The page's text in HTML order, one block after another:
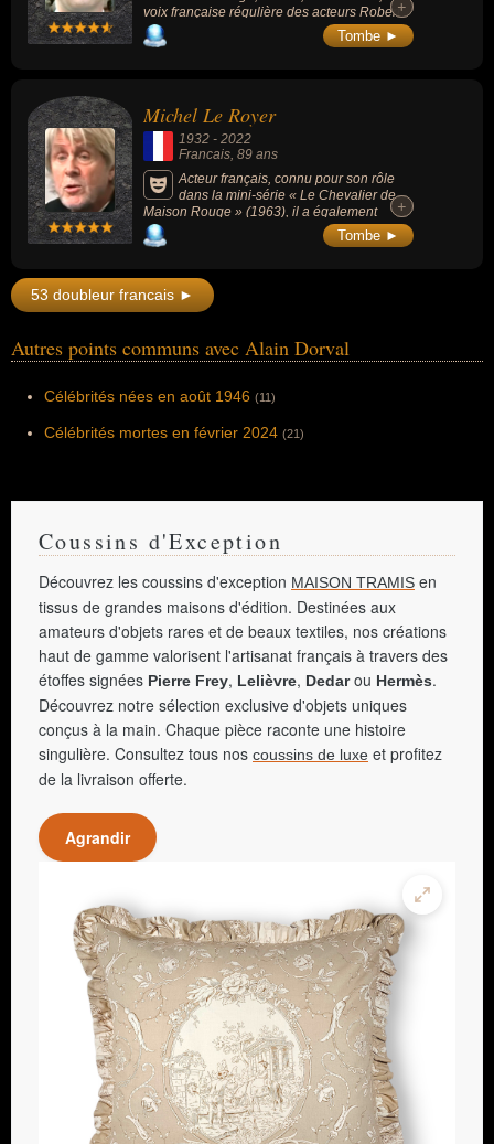
voix française régulière des acteurs Robert
Redford, Tommy Lee Jones et Alan Rickman
et également Liam Neeson (notamment dans
d'animation « Ulysse 31 » (1981). Au
cinéma, ses rôles les plus connus sont celui
de Philippe de Plessis-Bellière (dans la saga
des 3 films « Angélique » de 1964 à 1966) et
celui de Slimane dans « Les Aventures de
Rabbi Jacob » (1973, avec Louis de Funès).
+
+
Tombe ►
Michel Le Royer
1932 - 2022
Francais , 89 ans
Acteur français, connu pour son rôle
dans la mini-série « Le Chevalier de
Maison Rouge » (1963), il a également
doublé Ducky dans la série « NCIS » et
Saroumane dans la saga du « Seigneur des
+
+
Tombe ►
53 doubleur francais ►
Autres points communs avec Alain Dorval
Célébrités nées en août 1946 (11)
Célébrités mortes en février 2024 (21)
Coussins d'Exception
Découvrez les coussins d'exception MAISON TRAMIS en
tissus de grandes maisons d'édition. Destinées aux
amateurs d'objets rares et de beaux textiles, nos créations
haut de gamme valorisent l'artisanat français à travers des
étoffes signées Pierre Frey, Lelièvre, Dedarou Hermès.
Découvrez notre sélection exclusive d'objets uniques
conçus à la main. Chaque pièce raconte une histoire
singulière. Consultez tous nos coussins de luxe et profitez
de la livraison offerte.
Agrandir